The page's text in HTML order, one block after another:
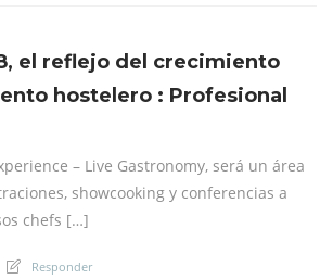
el reflejo del crecimiento
hostelero : Profesional
– Live Gastronomy, será un área
showcooking y conferencias a
chefs […]
Responder